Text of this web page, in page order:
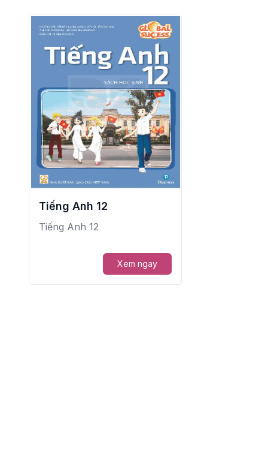
Tiếng Anh 12
Tiếng Anh 12
Xem ngay